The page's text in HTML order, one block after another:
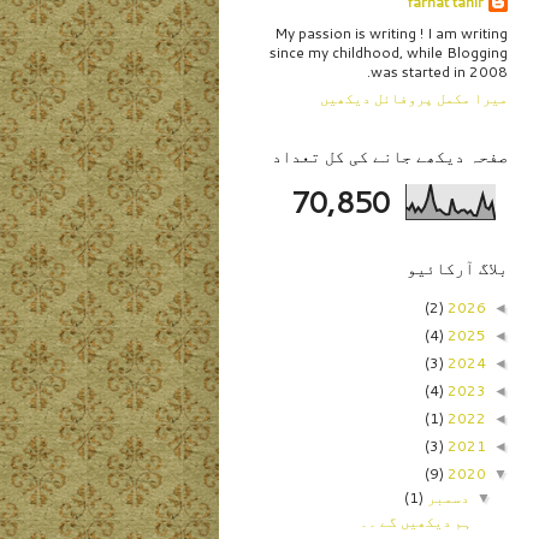
My passion is writing ! I am writing
since my childhood, while Blogging
was started in 2008.
میرا مکمل پروفائل دیکھیں
صفحہ دیکھے جانے کی کل تعداد
70,850
بلاگ آرکائیو
◄
2026
(2)
◄
2025
(4)
◄
2024
(3)
◄
2023
(4)
◄
2022
(1)
◄
2021
(3)
▼
2020
(9)
▼ دسمبر (1)
ہم دیکھیں گے ۔۔